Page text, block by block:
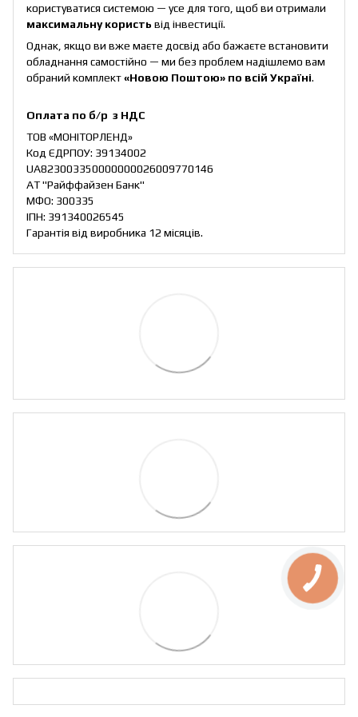
користуватися системою — усе для того, щоб ви отримали
максимальну користь від інвестиції.
Однак, якщо ви вже маєте досвід або бажаєте встановити
обладнання самостійно — ми без проблем надішлемо вам
обраний комплект«Новою Поштою» по всій Україні.
Оплата по б/р з НДС
ТОВ «МОНІТОРЛЕНД»
Код ЄДРПОУ: 39134002
UA823003350000000026009770146
АТ "Райффайзен Банк"
МФО: 300335
ІПН: 391340026545
Гарантія від виробника 12 місяців.